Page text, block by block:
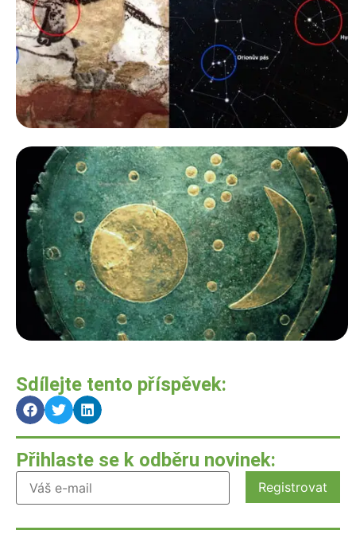
Sdílejte tento příspěvek:
Přihlaste se k odběru novinek: